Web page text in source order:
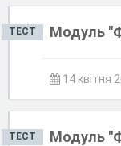
ТЕСТ Модуль
14 квітня
ТЕСТ Модуль